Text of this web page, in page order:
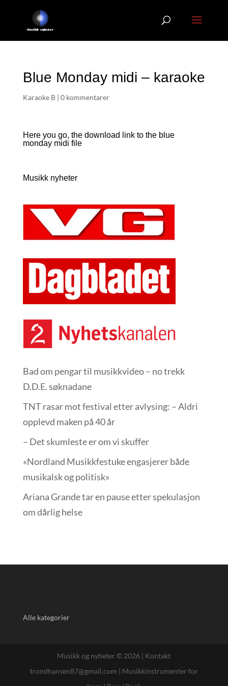
Blue Monday midi – karaoke
Karaoke B| 0 kommentarer
Here you go, the download link to the blue
monday midi file
Musikk nyheter
Bad om pengar til musikkvideo – no trekk
D.D.E. søknadane
TNT rasar mot festival etter avlysing: – Aldri
opplevd maken på 40 år
– Det skumleste er om vi skuffer
«Nordland Musikkfest­uke engasjerer både
musikalsk og politisk»
Ariana Grande tar en pause etter spekulasjon
om dårlig helse
Alle kategorier
Musikk og nyheter © 2026 | Kontakt
trondhansen87@gmail.com | Musikkinstrumenter for